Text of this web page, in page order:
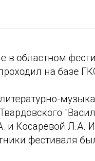
в областном
на базе
и Косаревой Л.А.
фестиваля